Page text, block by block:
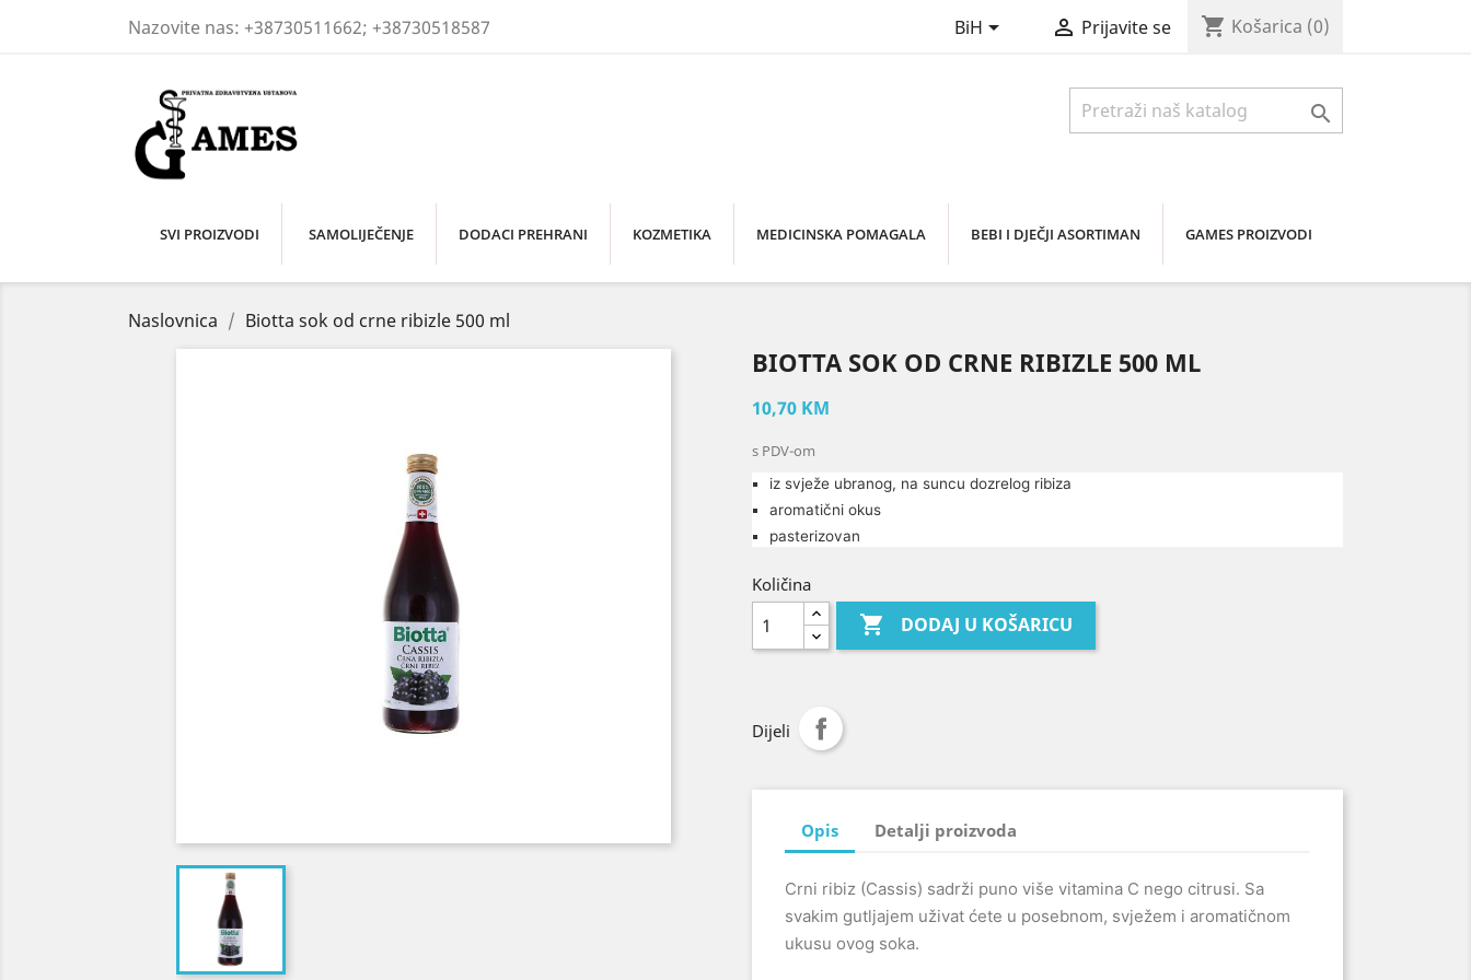
Nazovite nas: +38730511662; +38730518587 BiH  Prijavite se shopping_cart Košarica (0)

SVI PROIZVODI SAMOLIJEČENJE DODACI PREHRANI KOZMETIKA MEDICINSKA POMAGALA BEBI I DJEČJI ASORTIMAN GAMES PROIZVODI
Naslovnica Biotta sok od crne ribizle 500 ml
BIOTTA SOK OD CRNE RIBIZLE 500 ML
10,70 KM
s PDV-om
iz svježe ubranog, na suncu dozrelog ribiza
aromatični okus
pasterizovan
Količina
 DODAJ U KOŠARICU
Dijeli
Opis Detalji proizvoda
Crni ribiz (Cassis) sadrži puno više vitamina C nego citrusi. Sa
svakim gutljajem uživat ćete u posebnom, svježem i aromatičnom
ukusu ovog soka.